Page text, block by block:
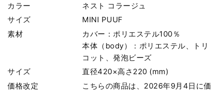
カラー
ネスト コラージュ
サイズ
MINI PUUF
素材
カバー：ポリエステル100％
本体（body）：ポリエステル、トリ
コット、発泡ビーズ
サイズ
直径420×高さ220 (mm)
価格改定
こちらの商品は、2026年9月4日に価